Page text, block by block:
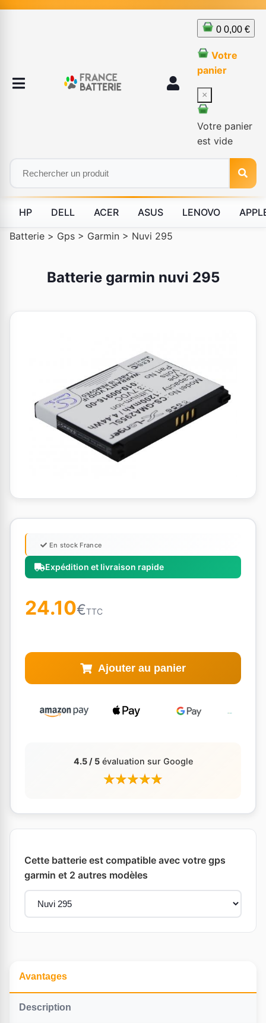
0 0,00 €
Votre
panier
×
Votre panier
est vide
HP DELL ACER ASUS LENOVO
Batterie > Gps > Garmin > Nuvi 295
Batterie garmin nuvi 295
Expédition et livraison rapide
En stock France
24.10€TTC
Ajouter au panier
4.5 / 5évaluation sur Google
Cette batterie est compatible avec votre gps
garmin et 2 autres modèles
Avantages
Description